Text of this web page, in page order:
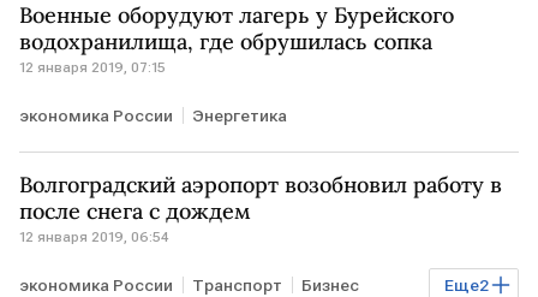
Военные оборудуют лагерь у Бурейского
водохранилища, где обрушилась сопка
12 января 2019, 07:15
экономика России Энергетика
Волгоградский аэропорт возобновил работу в
после снега с дождем
12 января 2019, 06:54
Еще2
экономика России Транспорт Бизнес